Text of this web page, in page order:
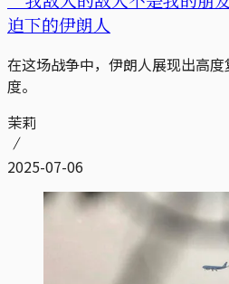
迫下的伊朗人
在这场战争中，伊朗人展现出高
度。
茉莉
2025-07-06